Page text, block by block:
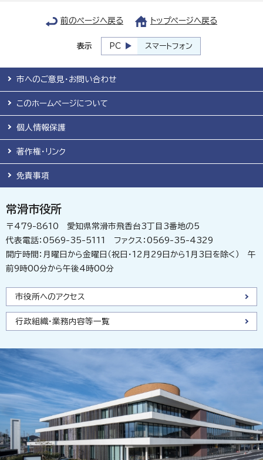
前のページへ戻る トップページへ戻る
表示 PC スマートフォン
市へのご意見・お問い合わせ
このホームページについて
個人情報保護
著作権・リンク
免責事項
常滑市役所
〒479-8610 愛知県常滑市飛香台3丁目3番地の5
代表電話：0569-35-5111 ファクス：0569-35-4329
開庁時間：月曜日から金曜日（祝日・12月29日から1月3日を除く） 午
前9時00分から午後4時00分
市役所へのアクセス
行政組織・業務内容等一覧